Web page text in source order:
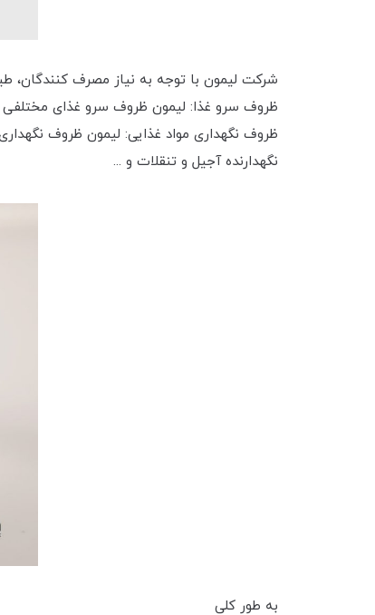
شرکت لیمون با توجه به نیاز مصرف کنندگان،
ظروف سرو غذا: لیمون ظروف سرو غذای مختلفی
ظروف نگهداری مواد غذایی: لیمون ظروف
نگهدارنده آجیل و تنقلات و ...
به طور کلی